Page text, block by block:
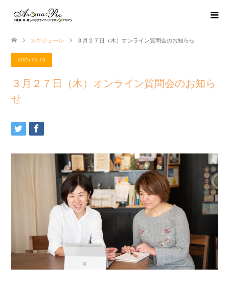
スケジュール ３月２７日（木）オンライン質問会のお知らせ
2025.03.19
３月２７日（木）オンライン質問会のお知ら
せ